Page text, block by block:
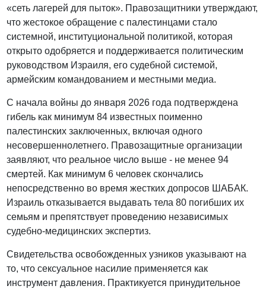
«сеть лагерей для пыток». Правозащитники утверждают,
что жестокое обращение с палестинцами стало
системной, институциональной политикой, которая
открыто одобряется и поддерживается политическим
руководством Израиля, его судебной системой,
армейским командованием и местными медиа.
С начала войны до января 2026 года подтверждена
гибель как минимум 84 известных поименно
палестинских заключенных, включая одного
несовершеннолетнего. Правозащитные организации
заявляют, что реальное число выше - не менее 94
смертей. Как минимум 6 человек скончались
непосредственно во время жестких допросов ШAБAК.
Израиль отказывается выдавать тела 80 погибших их
семьям и препятствует проведению независимых
судебно-медицинских экспертиз.
Свидетельства освобожденных узников указывают на
то, что сексуальное насилие применяется как
инструмент давления. Практикуется принудительное